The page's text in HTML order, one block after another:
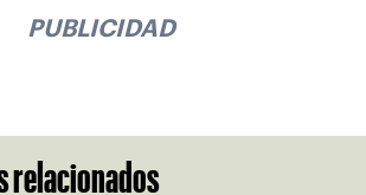
PUBLICIDAD
relacionados